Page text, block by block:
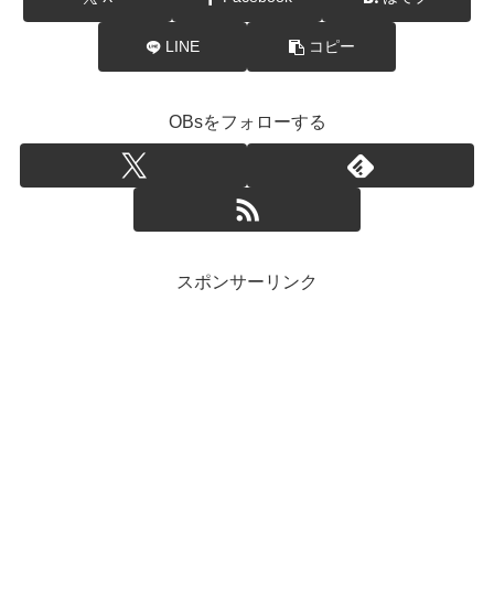
LINE コピー
OBsをフォローする
スポンサーリンク